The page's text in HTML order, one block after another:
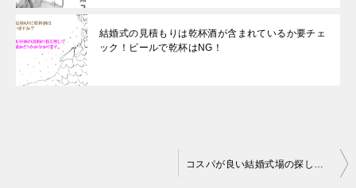
結婚式の見積もりは乾杯酒が含まれているか要チェ
ック！ビールで乾杯はNG！
コスパが良い結婚式場の探し方はゼクシィを後ろから見て！